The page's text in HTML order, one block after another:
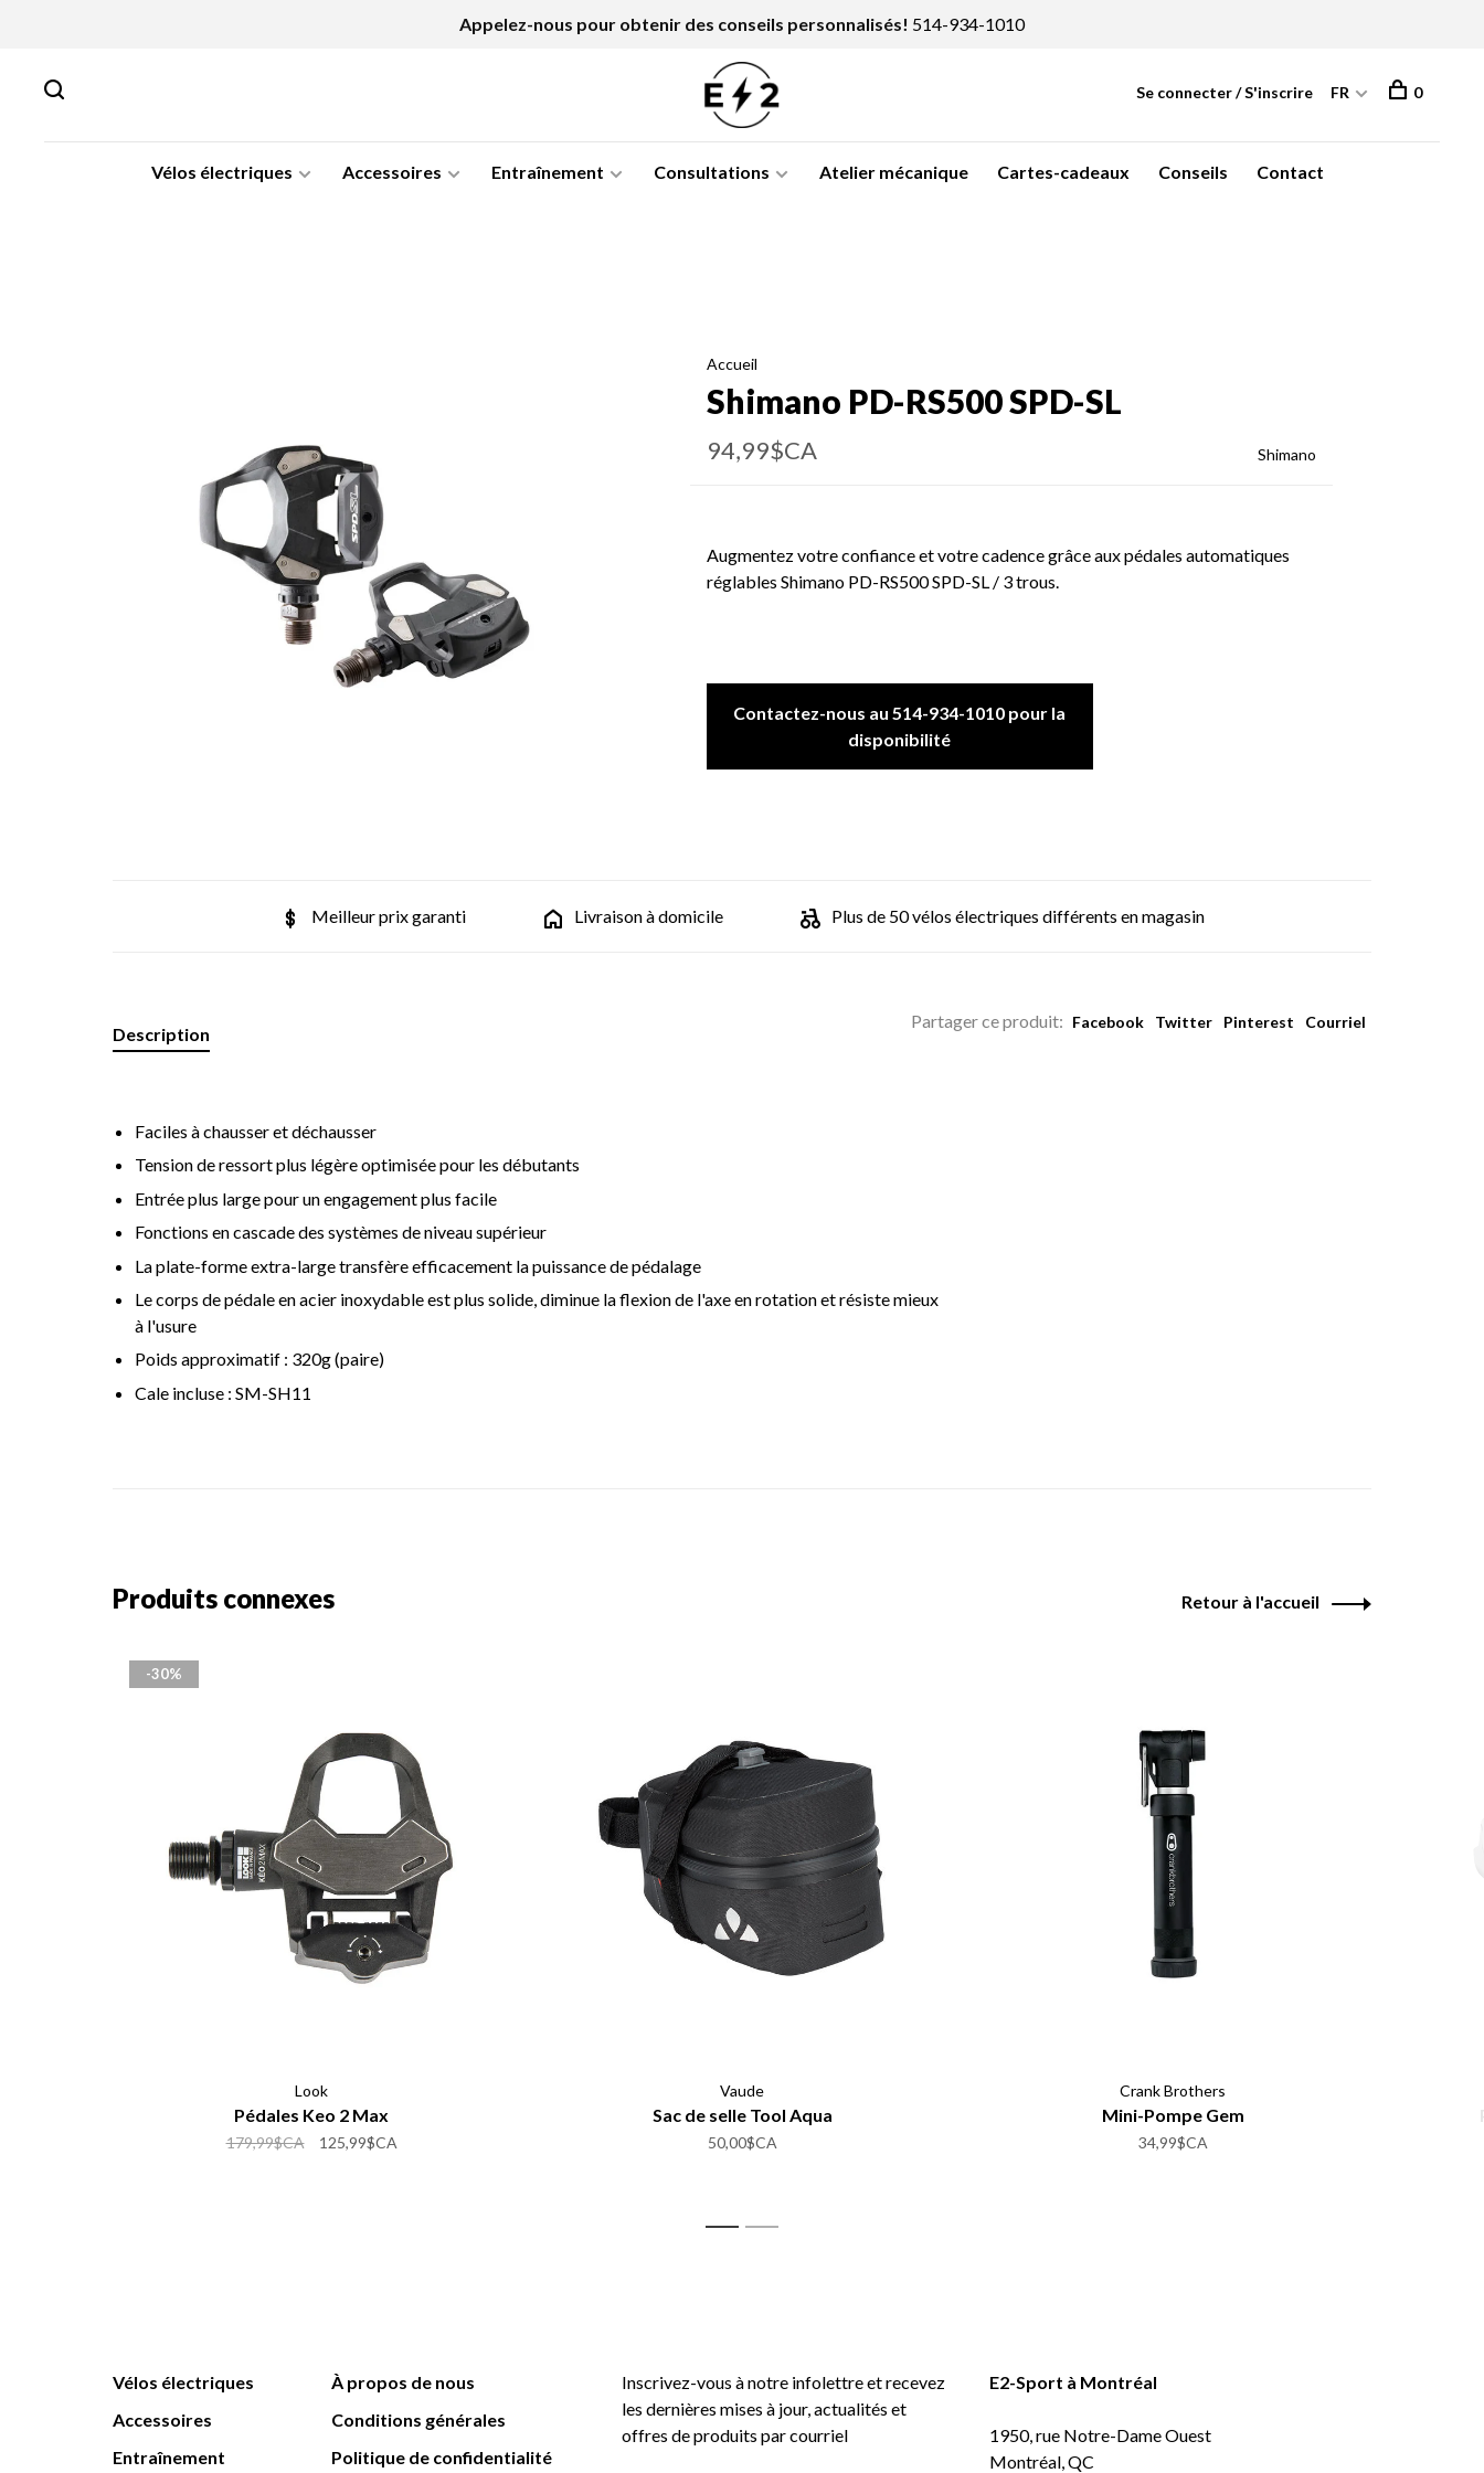
Appelez-nous pour obtenir des conseils personnalisés! 514-934-1010
Vélos électriques Accessoires Entraînement Consultations Atelier mécanique Cartes-cadeaux Conseils Contact
Se connecter / S'inscrire FR 0
Accueil
Shimano PD-RS500 SPD-SL
94,99$CA Shimano
Augmentez votre confiance et votre cadence grâce aux pédales automatiques
réglables Shimano PD-RS500 SPD-SL / 3 trous.
Contactez-nous au 514-934-1010 pour la
disponibilité
Meilleur prix garanti Livraison à domicile Plus de 50 vélos électriques différents en magasin
Partager ce produit: Facebook Twitter Pinterest Courriel
Description
Faciles à chausser et déchausser
Tension de ressort plus légère optimisée pour les débutants
Entrée plus large pour un engagement plus facile
Fonctions en cascade des systèmes de niveau supérieur
La plate-forme extra-large transfère efficacement la puissance de pédalage
Le corps de pédale en acier inoxydable est plus solide, diminue la flexion de l'axe en rotation et résiste mieux
à l'usure
Poids approximatif : 320g (paire)
Cale incluse : SM-SH11
Produits connexes Retour à l'accueil
-30%
Look
Pédales Keo 2 Max
179,99$CA 125,99$CA
Vaude
Sac de selle Tool Aqua
50,00$CA
Crank Brothers
Mini-Pompe Gem
34,99$CA
1 2
Vélos électriques
Accessoires
Entraînement
À propos de nous
Conditions générales
Politique de confidentialité
Inscrivez-vous à notre infolettre et recevez
les dernières mises à jour, actualités et
offres de produits par courriel
E2-Sport à Montréal
1950, rue Notre-Dame Ouest
Montréal, QC